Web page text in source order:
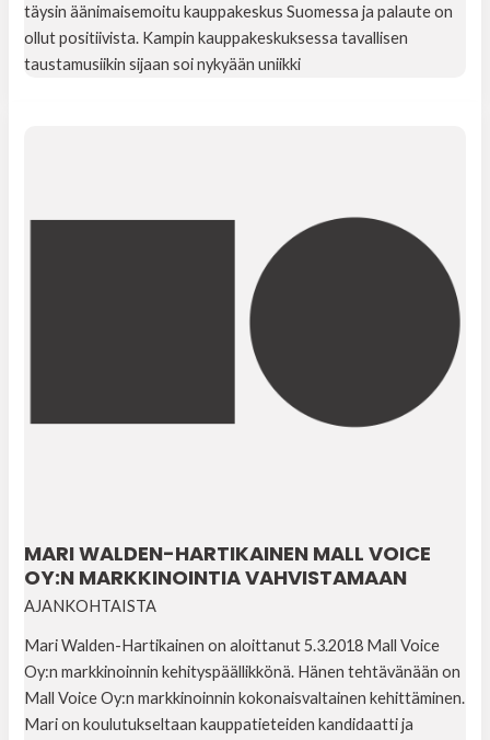
täysin äänimaisemoitu kauppakeskus Suomessa ja palaute on
ollut positiivista. Kampin kauppakeskuksessa tavallisen
taustamusiikin sijaan soi nykyään uniikki
MARI WALDEN-HARTIKAINEN MALL VOICE
OY:N MARKKINOINTIA VAHVISTAMAAN
AJANKOHTAISTA
Mari Walden-Hartikainen on aloittanut 5.3.2018 Mall Voice
Oy:n markkinoinnin kehityspäällikkönä. Hänen tehtävänään on
Mall Voice Oy:n markkinoinnin kokonaisvaltainen kehittäminen.
Mari on koulutukseltaan kauppatieteiden kandidaatti ja